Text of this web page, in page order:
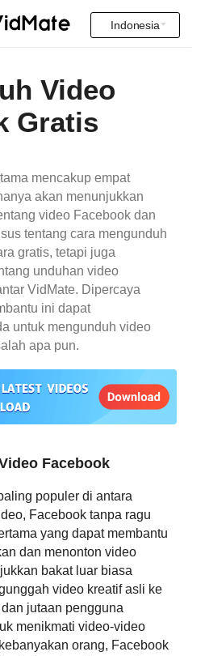
Indonesia
Deutsch
Italiano
Português
日本語
தமிழ்
ਪੰਜਾਬੀ
తెలుగు
हिंदी
Video
Gratis
mencakup empat
akan menunjukkan
video Facebook dan
tentang cara mengunduh
gratis, tetapi juga
unduhan video
VidMate. Dipercaya
ini dapat
untuk mengunduh video
apa pun.
Facebook
populer di antara
Facebook tanpa ragu
yang dapat membantu
dan menonton video
bakat luar biasa
video kreatif asli ke
jutaan pengguna
menikmati video-video
orang, Facebook